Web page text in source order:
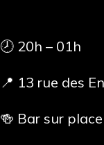
🕗 20h – 01h
📍 13 rue des
🍻 Bar sur place